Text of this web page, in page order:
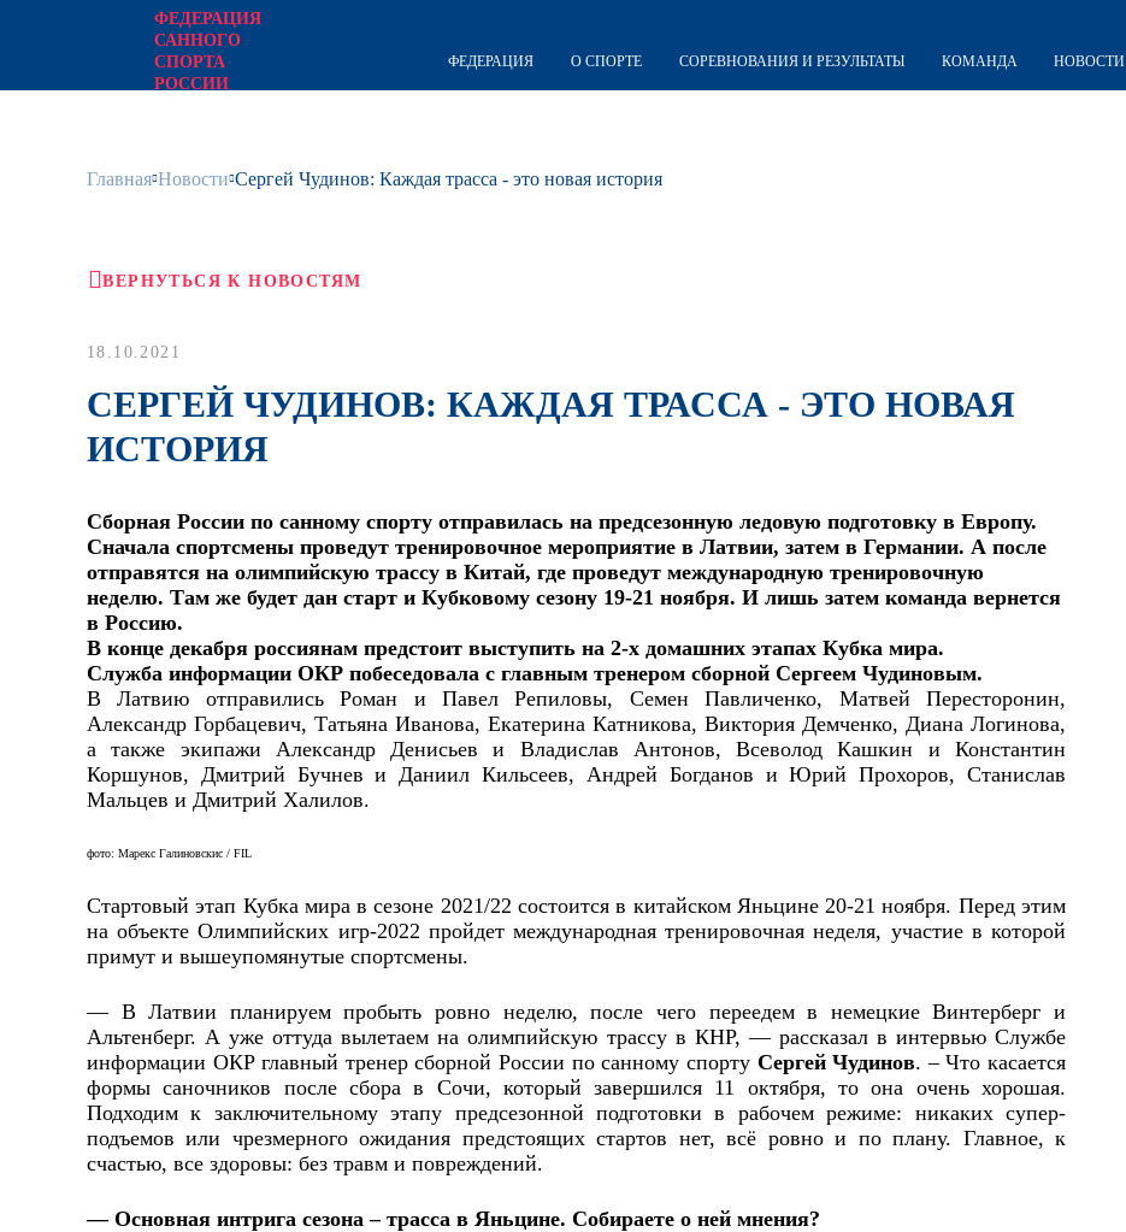
ФЕДЕРАЦИЯ
САННОГО
СПОРТА
РОССИИ
ФЕДЕРАЦИЯ О СПОРТЕ СОРЕВНОВАНИЯ И РЕЗУЛЬТАТЫ КОМАНДА НОВОСТИ
Главная Новости Сергей Чудинов: Каждая трасса - это новая история
ВЕРНУТЬСЯ К НОВОСТЯМ
18.10.2021
СЕРГЕЙ ЧУДИНОВ: КАЖДАЯ ТРАССА - ЭТО НОВАЯ
ИСТОРИЯ
Сборная России по санному спорту отправилась на предсезонную ледовую подготовку в Европу.
Сначала спортсмены проведут тренировочное мероприятие в Латвии, затем в Германии. А после
отправятся на олимпийскую трассу в Китай, где проведут международную тренировочную
неделю. Там же будет дан старт и Кубковому сезону 19-21 ноября. И лишь затем команда вернется
в Россию.
В конце декабря россиянам предстоит выступить на 2-х домашних этапах Кубка мира.
Служба информации ОКР побеседовала с главным тренером сборной Сергеем Чудиновым.
В Латвию отправились Роман и Павел Репиловы, Семен Павличенко, Матвей Пересторонин,
Александр Горбацевич, Татьяна Иванова, Екатерина Катникова, Виктория Демченко, Диана Логинова,
а также экипажи Александр Денисьев и Владислав Антонов, Всеволод Кашкин и Константин
Коршунов, Дмитрий Бучнев и Даниил Кильсеев, Андрей Богданов и Юрий Прохоров, Станислав
Мальцев и Дмитрий Халилов.
фото: Марекс Галиновскис / FIL
Стартовый этап Кубка мира в сезоне 2021/22 состоится в китайском Яньцине 20-21 ноября. Перед этим
на объекте Олимпийских игр-2022 пройдет международная тренировочная неделя, участие в которой
примут и вышеупомянутые спортсмены.
— В Латвии планируем пробыть ровно неделю, после чего переедем в немецкие Винтерберг и
Альтенберг. А уже оттуда вылетаем на олимпийскую трассу в КНР, — рассказал в интервью Службе
информации ОКР главный тренер сборной России по санному спорту Сергей Чудинов. – Что касается
формы саночников после сбора в Сочи, который завершился 11 октября, то она очень хорошая.
Подходим к заключительному этапу предсезонной подготовки в рабочем режиме: никаких супер-
подъемов или чрезмерного ожидания предстоящих стартов нет, всё ровно и по плану. Главное, к
счастью, все здоровы: без травм и повреждений.
— Основная интрига сезона – трасса в Яньцине. Собираете о ней мнения?